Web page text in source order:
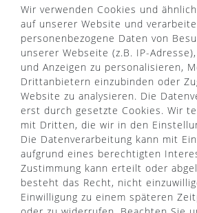
VERSANDART
Wir verwenden Cookies und
auf unserer Website und
personenbezogene Daten von
unserer Webseite (z.B. IP-
und Anzeigen zu personalisieren,
Drittanbietern einzubinden oder
Website zu analysieren. Die
erst durch gesetzte Cookies. Wir
mit Dritten, die wir in den
Die Datenverarbeitung kann mit
aufgrund eines berechtigten
Zustimmung kann erteilt oder
besteht das Recht, nicht
Einwilligung zu einem späteren